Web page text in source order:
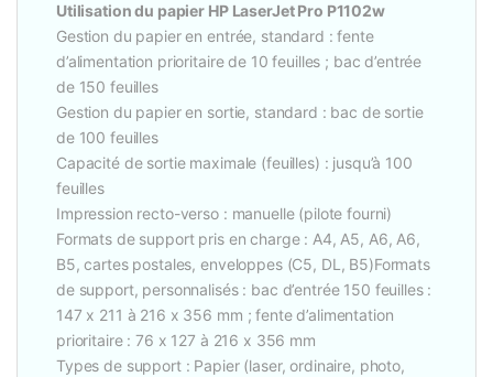
Utilisation du papier HP LaserJet Pro P1102w
Gestion du papier en entrée, standard : fente
d’alimentation prioritaire de 10 feuilles ; bac d’entrée
de 150 feuilles
Gestion du papier en sortie, standard : bac de sortie
de 100 feuilles
Capacité de sortie maximale (feuilles) : jusqu’à 100
feuilles
Impression recto-verso : manuelle (pilote fourni)
Formats de support pris en charge : A4, A5, A6, A6,
B5, cartes postales, enveloppes (C5, DL, B5)Formats
de support, personnalisés : bac d’entrée 150 feuilles :
147 x 211 à 216 x 356 mm ; fente d’alimentation
prioritaire : 76 x 127 à 216 x 356 mm
Types de support : Papier (laser, ordinaire, photo,